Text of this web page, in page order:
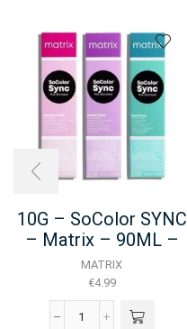
10G – SoColor SYNC
– Matrix – 90ML –
NEW
MATRIX
€4.99
10G